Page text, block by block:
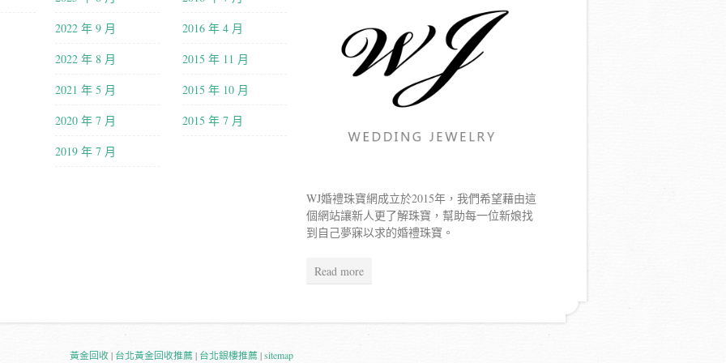
2022 年 9 月
2022 年 8 月
2021 年 5 月
2020 年 7 月
2019 年 7 月
2016 年 4 月
2015 年 11 月
2015 年 10 月
2015 年 7 月
WJ婚禮珠寶網成立於2015年，我們希望藉由這
個網站讓新人更了解珠寶，幫助每一位新娘找
到自己夢寐以求的婚禮珠寶。
Read more
黃金回收| 台北黃金回收推薦| 台北銀樓推薦|sitemap